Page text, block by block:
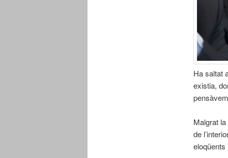
Ha saltat
existia,
Malgrat
de
eloqüents